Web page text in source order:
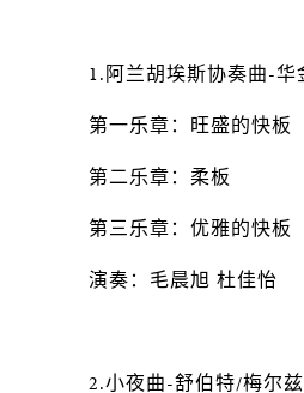
1.阿兰胡埃斯协奏曲-华
第一乐章：旺盛的快板
第二乐章：柔板
第三乐章：优雅的快板
演奏：毛晨旭 杜佳怡
2.小夜曲-舒伯特/梅尔